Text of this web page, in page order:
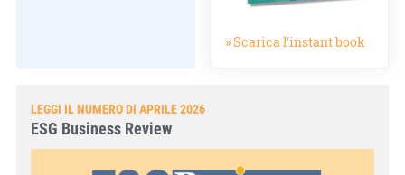
» Scarica l'instant book
LEGGI IL NUMERO DI APRILE 2026
ESG Business Review